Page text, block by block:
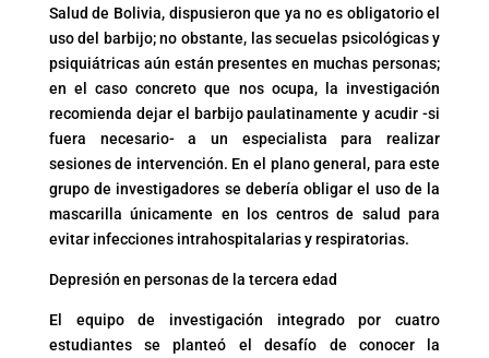
Salud de Bolivia, dispusieron que ya no es obligatorio el
uso del barbijo; no obstante, las secuelas psicológicas y
psiquiátricas aún están presentes en muchas personas;
en el caso concreto que nos ocupa, la investigación
recomienda dejar el barbijo paulatinamente y acudir -si
fuera necesario- a un especialista para realizar
sesiones de intervención. En el plano general, para este
grupo de investigadores se debería obligar el uso de la
mascarilla únicamente en los centros de salud para
evitar infecciones intrahospitalarias y respiratorias.
Depresión en personas de la tercera edad
El equipo de investigación integrado por cuatro
estudiantes se planteó el desafío de conocer la